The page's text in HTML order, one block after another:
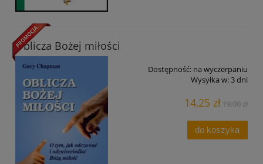
Oblicza Bożej miłości
Dostępność: na wyczerpaniu
Wysyłka w:3 dni
14,25 zł19,00 zł
do koszyka